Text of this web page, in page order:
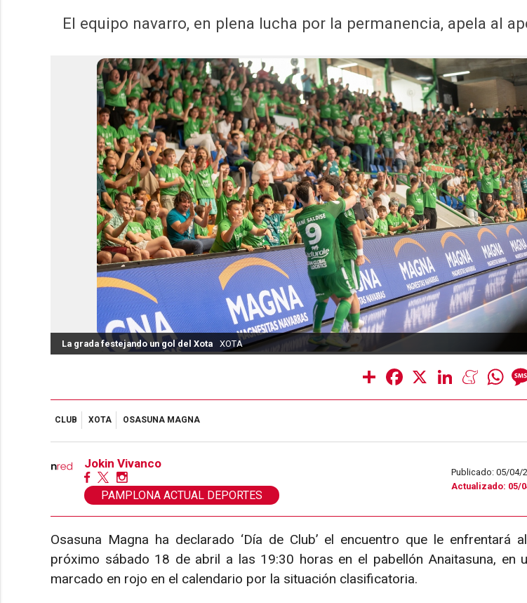
El equipo navarro, en plena lucha por la permanencia, apela al
La grada festejando un gol del Xota XOTA
Share Facebook LinkedIn
CLUB XOTA OSASUNA MAGNA
Jokin Vivanco
PAMPLONA ACTUAL DEPORTES
Publicado: 05/04/
Actualizado: 05/
Osasuna Magna ha declarado ‘Día de Club’ el encuentro que le enfrentará
próximo sábado 18 de abril a las 19:30 horas en el pabellón Anaitasuna, en
marcado en rojo en el calendario por la situación clasificatoria.